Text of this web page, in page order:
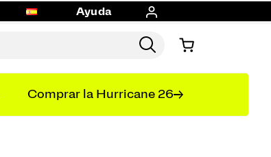
Ayuda
Comprar la Hurricane 26